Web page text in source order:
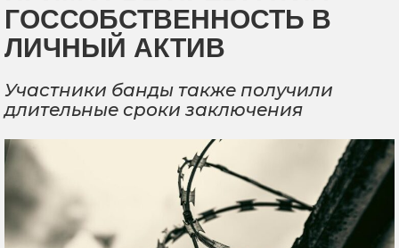
ГОССОБСТВЕННОСТЬ В
ЛИЧНЫЙ АКТИВ
Участники банды также получили
длительные сроки заключения